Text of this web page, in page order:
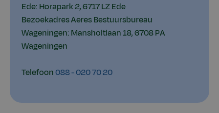
Ede: Horapark 2, 6717 LZ Ede
Bezoekadres Aeres Bestuursbureau
Wageningen: Mansholtlaan 18, 6708 PA
Wageningen
Telefoon088 - 020 70 20